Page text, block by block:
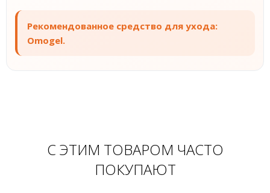
Рекомендованное средство для ухода:
Omogel.
С ЭТИМ ТОВАРОМ ЧАСТО
ПОКУПАЮТ